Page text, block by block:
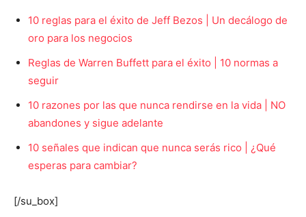
10 reglas para el éxito de Jeff Bezos | Un decálogo de
oro para los negocios
Reglas de Warren Buffett para el éxito | 10 normas a
seguir
10 razones por las que nunca rendirse en la vida | NO
abandones y sigue adelante
10 señales que indican que nunca serás rico | ¿Qué
esperas para cambiar?
[/su_box]